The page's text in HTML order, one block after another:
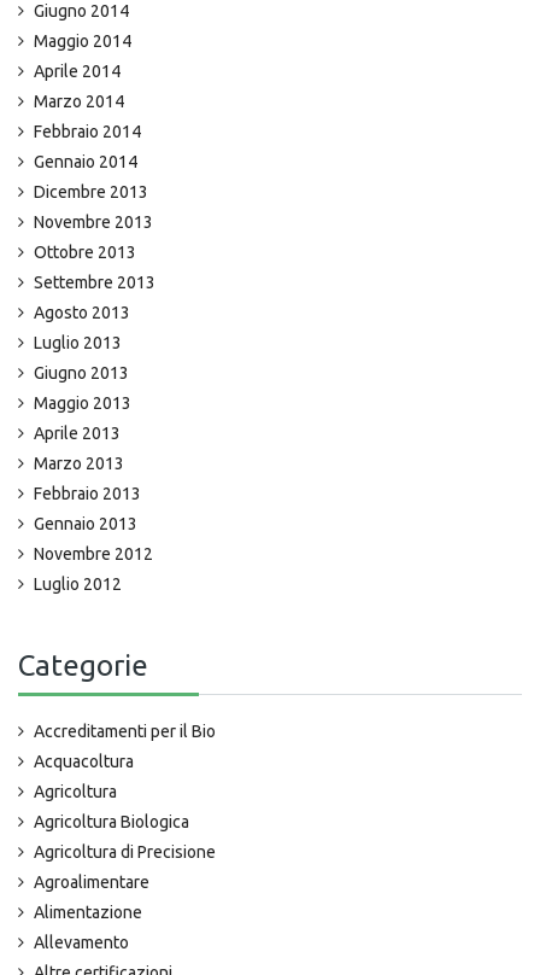
Giugno 2014
Maggio 2014
Aprile 2014
Marzo 2014
Febbraio 2014
Gennaio 2014
Dicembre 2013
Novembre 2013
Ottobre 2013
Settembre 2013
Agosto 2013
Luglio 2013
Giugno 2013
Maggio 2013
Aprile 2013
Marzo 2013
Febbraio 2013
Gennaio 2013
Novembre 2012
Luglio 2012
Categorie
Accreditamenti per il Bio
Acquacoltura
Agricoltura
Agricoltura Biologica
Agricoltura di Precisione
Agroalimentare
Alimentazione
Allevamento